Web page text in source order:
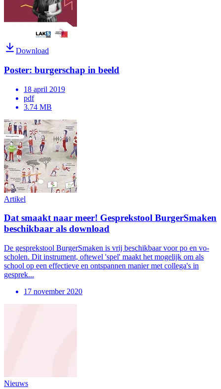
Download
Poster: burgerschap in beeld
18 april 2019
pdf
3.74 MB
Artikel
Dat smaakt naar meer! Gesprekstool BurgerSmaken
beschikbaar als download
De gesprekstool BurgerSmaken is vrij beschikbaar voor po en vo-
scholen. Dit instrument, oftewel 'spel' maakt het mogelijk om als
school op een effectieve en ontspannen manier met collega's in
gesprek...
17 november 2020
Nieuws